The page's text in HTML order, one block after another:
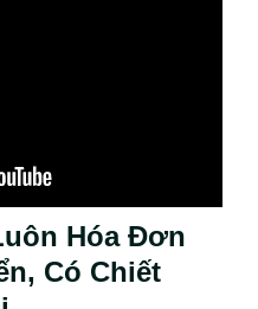
Hóa Đơn
Có Chiết